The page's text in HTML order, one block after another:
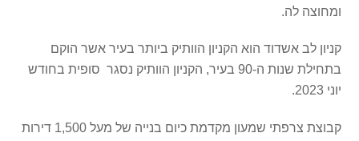
ומחוצה לה.
קניון לב אשדוד הוא הקניון הוותיק ביותר בעיר אשר הוקם
בתחילת שנות ה-90 בעיר, הקניון הוותיק נסגר סופית בחודש
יוני 2023.
קבוצת צרפתי שמעון מקדמת כיום בנייה של מעל 1,500 דירות